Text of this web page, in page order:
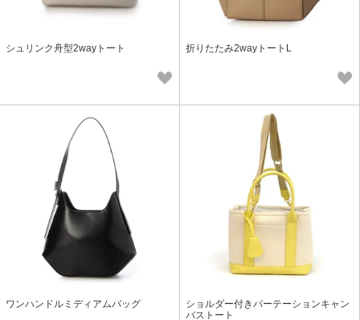
シュリンク舟型2wayトート 折りたたみ2wayトートL
ワンハンドルミディアムバッグ
ショルダー付きパーテーションキャン
バストート